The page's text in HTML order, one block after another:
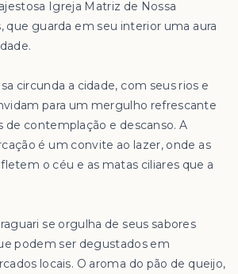
Igreja Matriz de Nossa
que guarda em seu interior uma aura
circunda a cidade, com seus rios e
para um mergulho refrescante
de contemplação e descanso. A
é um convite ao lazer, onde as
o céu e as matas ciliares que a
se orgulha de seus sabores
podem ser degustados em
locais. O aroma do pão de queijo,